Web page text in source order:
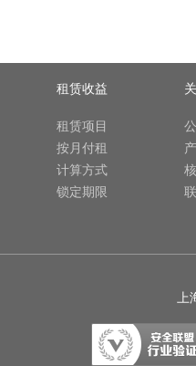
租赁收益
租赁项目
按月付租
计算方式
锁定期限